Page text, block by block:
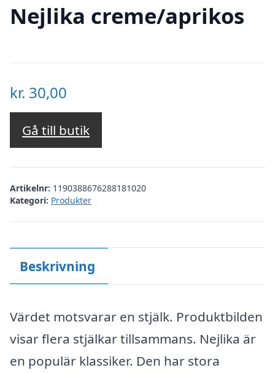
Nejlika creme/aprikos
kr. 30,00
Gå till butik
Artikelnr: 1190388676288181020
Kategori: Produkter
Beskrivning
Värdet motsvarar en stjälk. Produktbilden
visar flera stjälkar tillsammans. Nejlika är
en populär klassiker. Den har stora